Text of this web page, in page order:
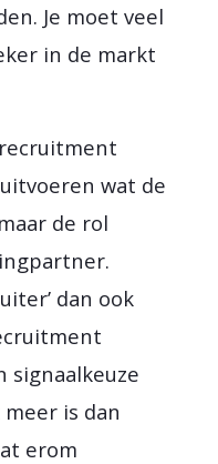
Je moet veel
in de markt
wat de
de rol
dan ook
signaalkeuze
is dan
erom